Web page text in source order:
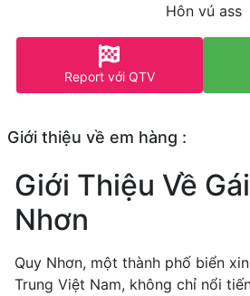
Hôn vú ass
Report với QTV
Giới thiệu về em hàng :
Giới Thiệu Về
Nhơn
Quy Nhơn, một thành phố biển
Trung Việt Nam, không chỉ nổi